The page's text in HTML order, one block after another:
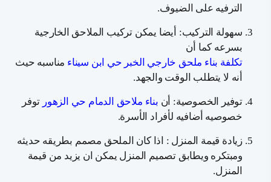
الترفيه على الضيوف.
سهولة التركيب: أيضا يمكن تركيب الملاحق الخارجية
بسرعه كما أن
تكلفة بناء ملحق خارجي الخبر حي ابن سيناء مناسبه حيث
أنه لا يتطلب الوقت والجهد.
توفير الخصوصية: أن بناء ملاحق الدمام حي الزهور توفر
خصوصيه أضافيه لأفراد الأسرة.
زيادة قيمة المنزل : اذا كان الملحق مصمم بطريقه حديثه
ومبتكره ويطابق تصميم المنزل يمكن ان يزيد من قيمة
المنزل.